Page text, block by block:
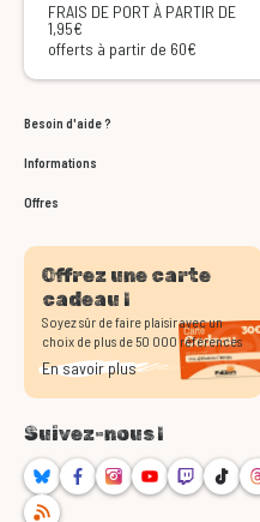
FRAIS DE PORT À PARTIR DE
1,95€
offerts à partir de 60€
Besoin d'aide ?
Informations
Offres
Offrez une carte
cadeau !
Soyez sûr de faire plaisir avec un
choix de plus de 50 000 références
En savoir plus
Suivez-nous !
BlueskyFacebookInstagram
YoutubeTwitchTikTok
RSS